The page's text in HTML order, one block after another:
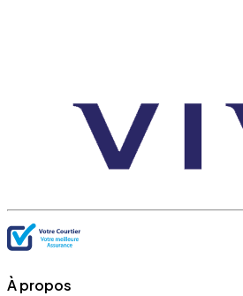
À propos